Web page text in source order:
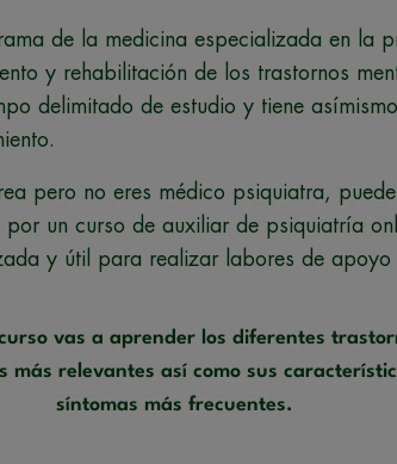
de la medicina especializada en la
y rehabilitación de los trastornos
delimitado de estudio y tiene
pero no eres médico psiquiatra,
un curso de auxiliar de psiquiatría
y útil para realizar labores de apoyo
vas a aprender los diferentes
más relevantes así como sus
síntomas más frecuentes.